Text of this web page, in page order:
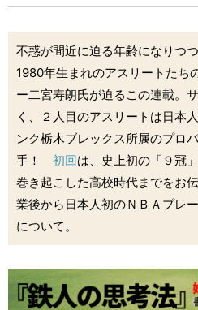
特
編
不惑が間近に迫る年齢になりつ
1980年生まれのアスリートたち
ー二宮寿朗氏が迫るこの連載。
く、２人目のアスリートは日本
ンク栃木ブレックス所属のプロ
手！ 初回は、史上初の「９冠
巻き起こした高校時代までをお
業後から日本人初のＮＢＡプレ
について。